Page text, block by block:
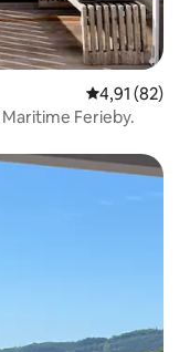
Nilai rata-rata
4,91 (82)
Ferieby.